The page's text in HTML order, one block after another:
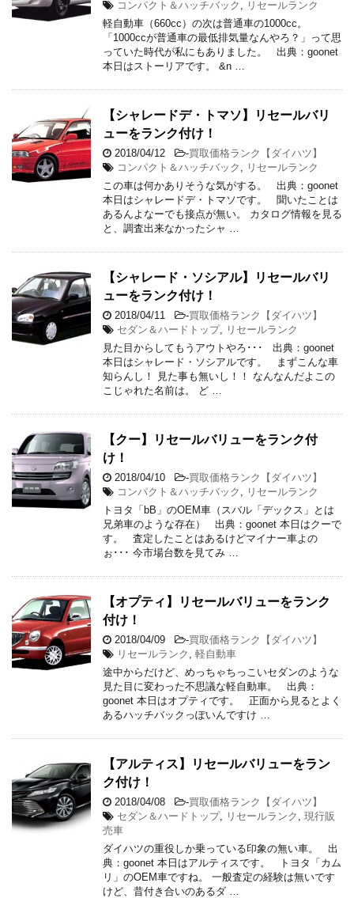
コンパクト＆ハッチバック
リセールランク
軽自動車（660cc）の次は普通車の1000cc。
「1000ccが普通車の最低排気量なんやろ？」って思
っていた時代が私にもありました。 出典：goonet
本日はストーリアです。 &n …
【シャレードデ・トマソ】リセールバリ
ューをランク付け！
2018/04/12 -買取価格ランク【ダイハツ】
コンパクト＆ハッチバック
リセールランク
この車は何かありそうな気がする。 出典：goonet
本日はシャレードデ・トマソです。 聞いたことは
あるんよなーでも接点が無い。 カタログ情報を見る
と、調査出来なかったシャ …
【シャレード・ソシアル】リセールバリ
ューをランク付け！
2018/04/11 -買取価格ランク【ダイハツ】
セダン＆ハードトップ,
リセールランク
見た目からしてもうアウトやろ･･･ 出典：goonet
本日はシャレード・ソシアルです。 まずこんな車
知らんし！ 見た事も無いし！！ なんなんだよこの
こじゃれた名前は。 ど …
【クー】リセールバリューをランク付
け！
2018/04/10 -買取価格ランク【ダイハツ】
コンパクト＆ハッチバック
リセールランク
トヨタ「bB」のOEM車（スバル「デックス」とは
兄弟車のような存在） 出典：goonet 本日はクーで
す。 査定したことはあるけどマイナー車よの
ぉ･･･ 今市場台数を見てみ …
【オプティ】リセールバリューをランク
付け！
2018/04/09 -買取価格ランク【ダイハツ】
リセールランク
軽自動車
途中からだけど、めっちゃちっこいセダンのような
見た目に変わった不思議な軽自動車。 出典：
goonet 本日はオプティです。 正面から見るとよく
あるハッチバックっぽいんですけ …
【アルティス】リセールバリューをラン
ク付け！
2018/04/08 -買取価格ランク【ダイハツ】
セダン＆ハードトップ, リセールランク
現行販
売車
ダイハツの重役しか乗っている印象の無い車。 出
典：goonet 本日はアルティスです。 トヨタ「カム
リ」のOEM車ですね。 一般査定の経験は無いです
けど、昔付き合いのあるダ …